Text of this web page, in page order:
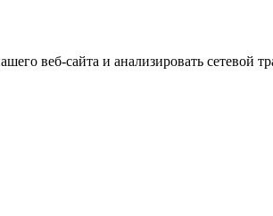
веб-сайта и анализировать сетевой